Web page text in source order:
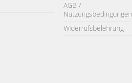
AGB /
Nutzungsbedingungen
Widerrufsbelehrung